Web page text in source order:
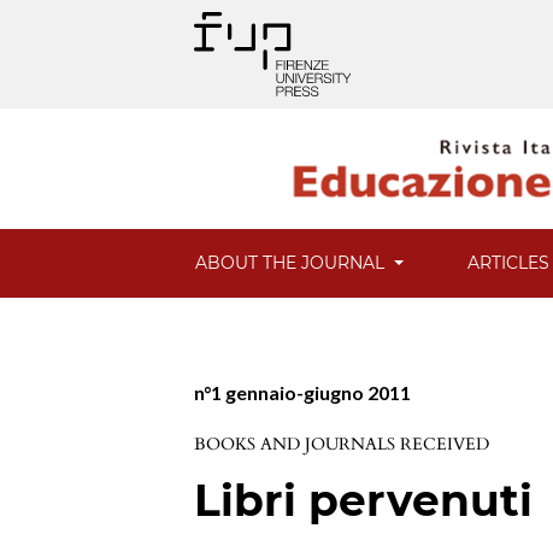
ABOUT THE JOURNAL ARTICLES
n°1 gennaio-giugno 2011
BOOKS AND JOURNALS RECEIVED
Libri pervenuti